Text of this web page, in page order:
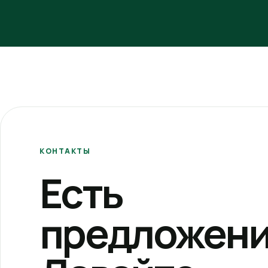
КОНТАКТЫ
Есть